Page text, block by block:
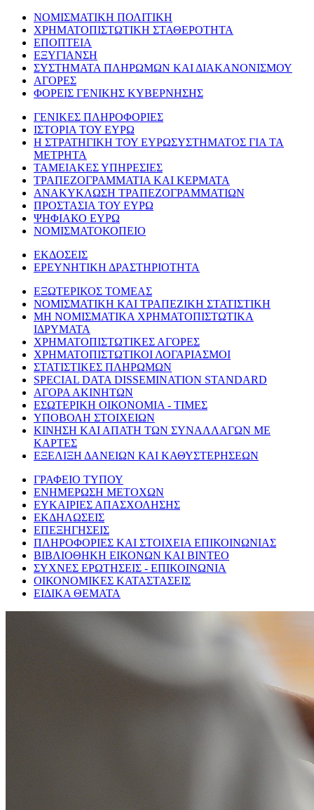
ΝΟΜΙΣΜΑΤΙΚΗ ΠΟΛΙΤΙΚΗ
ΧΡΗΜΑΤΟΠΙΣΤΩΤΙΚΗ ΣΤΑΘΕΡΟΤΗΤΑ
ΕΠΟΠΤΕΙΑ
ΕΞΥΓΙΑΝΣΗ
ΣΥΣΤΗΜΑΤΑ ΠΛΗΡΩΜΩΝ ΚΑΙ ΔΙΑΚΑΝΟΝΙΣΜΟΥ
ΑΓΟΡΕΣ
ΦΟΡΕΙΣ ΓΕΝΙΚΗΣ ΚΥΒΕΡΝΗΣΗΣ
ΓΕΝΙΚΕΣ ΠΛΗΡΟΦΟΡΙΕΣ
ΙΣΤΟΡΙΑ ΤΟΥ ΕΥΡΩ
Η ΣΤΡΑΤΗΓΙΚΗ ΤΟΥ ΕΥΡΩΣΥΣΤΗΜΑΤΟΣ ΓΙΑ ΤΑ
ΜΕΤΡΗΤΑ
ΤΑΜΕΙΑΚΕΣ ΥΠΗΡΕΣΙΕΣ
ΤΡΑΠΕΖΟΓΡΑΜΜΑΤΙΑ ΚΑΙ ΚΕΡΜΑΤΑ
ΑΝΑΚΥΚΛΩΣΗ ΤΡΑΠΕΖΟΓΡΑΜΜΑΤΙΩΝ
ΠΡΟΣΤΑΣΙΑ ΤΟΥ ΕΥΡΩ
ΨΗΦΙΑΚΟ ΕΥΡΩ
ΝΟΜΙΣΜΑΤΟΚΟΠΕΙΟ
ΕΚΔΟΣΕΙΣ
ΕΡΕΥΝΗΤΙΚΗ ΔΡΑΣΤΗΡΙΟΤΗΤΑ
ΕΞΩΤΕΡΙΚΟΣ ΤΟΜΕΑΣ
ΝΟΜΙΣΜΑΤΙΚΗ ΚΑΙ ΤΡΑΠΕΖΙΚΗ ΣΤΑΤΙΣΤΙΚΗ
ΜΗ ΝΟΜΙΣΜΑΤΙΚΑ ΧΡΗΜΑΤΟΠΙΣΤΩΤΙΚΑ
ΙΔΡΥΜΑΤΑ
ΧΡΗΜΑΤΟΠΙΣΤΩΤΙΚΕΣ ΑΓΟΡΕΣ
ΧΡΗΜΑΤΟΠΙΣΤΩΤΙΚΟΙ ΛΟΓΑΡΙΑΣΜΟΙ
ΣΤΑΤΙΣΤΙΚΕΣ ΠΛΗΡΩΜΩΝ
SPECIAL DATA DISSEMINATION STANDARD
ΑΓΟΡΑ ΑΚΙΝΗΤΩΝ
ΕΣΩΤΕΡΙΚΗ ΟΙΚΟΝΟΜΙΑ - ΤΙΜΕΣ
ΥΠΟΒΟΛΗ ΣΤΟΙΧΕΙΩΝ
ΚΙΝΗΣΗ ΚΑΙ ΑΠΑΤΗ ΤΩΝ ΣΥΝΑΛΛΑΓΩΝ ΜΕ
ΚΑΡΤΕΣ
ΕΞΕΛΙΞΗ ΔΑΝΕΙΩΝ ΚΑΙ ΚΑΘΥΣΤΕΡΗΣΕΩΝ
ΓΡΑΦΕΙΟ ΤΥΠΟΥ
ΕΝΗΜΕΡΩΣΗ ΜΕΤΟΧΩΝ
ΕΥΚΑΙΡΙΕΣ ΑΠΑΣΧΟΛΗΣΗΣ
ΕΚΔΗΛΩΣΕΙΣ
ΕΠΕΞΗΓΗΣΕΙΣ
ΠΛΗΡΟΦΟΡΙΕΣ ΚΑΙ ΣΤΟΙΧΕΙΑ ΕΠΙΚΟΙΝΩΝΙΑΣ
ΒΙΒΛΙΟΘΗΚΗ ΕΙΚΟΝΩΝ ΚΑΙ ΒΙΝΤΕΟ
ΣΥΧΝΕΣ ΕΡΩΤΗΣΕΙΣ - ΕΠΙΚΟΙΝΩΝΙΑ
ΟΙΚΟΝΟΜΙΚΕΣ ΚΑΤΑΣΤΑΣΕΙΣ
ΕΙΔΙΚΑ ΘΕΜΑΤΑ